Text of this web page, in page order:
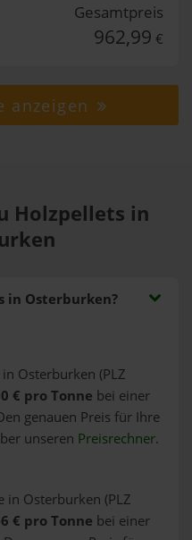
Gesamtpreis
962,99 €
anzeigen
Holzpellets in
in Osterburken?
Osterburken (PLZ
€ pro Tonne bei einer
genauen Preis für Ihre
unseren Preisrechner.
in Osterburken (PLZ
€ pro Tonne bei einer